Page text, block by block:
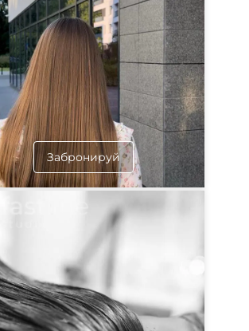
Забронируй